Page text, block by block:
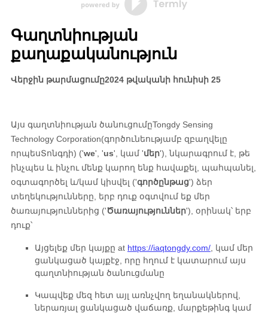
Գաղտնիության
քաղաքականություն
Վերջին թարմացումը2024 թվականի հունիսի 25
Այս գաղտնիության ծանուցումըTongdy Sensing
Technology Corporation(գործունեությամբ զբաղվելը
որպեսՏոնգդի) ('we', 'us', կամ 'մեր'), նկարագրում է, թե
ինչպես և ինչու մենք կարող ենք հավաքել, պահպանել,
օգտագործել և/կամ կիսվել ('գործընթաց') ձեր
տեղեկությունները, երբ դուք օգտվում եք մեր
ծառայություններից ('Ծառայություններ'), օրինակ՝ երբ
դուք՝
Այցելեք մեր կայքը at https://iaqtongdy.com/ , կամ մեր
ցանկացած կայքէջ, որը հղում է կատարում այս
գաղտնիության ծանուցմանը
Կապվեք մեզ հետ այլ առնչվող եղանակներով,
ներառյալ ցանկացած վաճառք, մարքեթինգ կամ